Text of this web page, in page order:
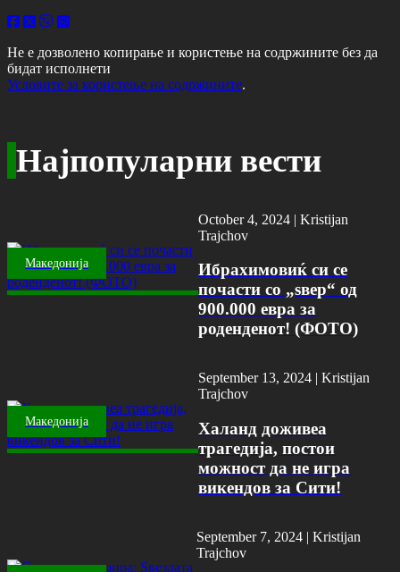
Не е дозволено копирање и користење на содржините без да
бидат исполнети
Условите за користење на содржините.
Најпопуларни вести
Македонија
October 4, 2024 |Kristijan
Trajchov
Ибрахимовиќ си се
почасти со „ѕвер“ од
900.000 евра за
роденденот! (ФОТО)
Македонија
September 13, 2024 |Kristijan
Trajchov
Халанд доживеа
трагедија, постои
можност да не игра
викендов за Сити!
September 7, 2024 | Kristijan
Trajchov